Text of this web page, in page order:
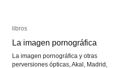
libros
La imagen pornográfica
La imagen pornográfica y otras
perversiones ópticas, Akal, Madrid,
libros
La imagen pornográfica